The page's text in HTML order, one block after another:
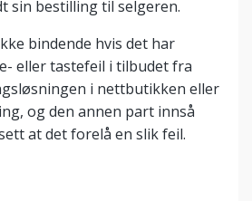
sin bestilling til selgeren.
bindende hvis det har
eller tastefeil i tilbudet fra
i nettbutikken eller
og den annen part innså
at det forelå en slik feil.